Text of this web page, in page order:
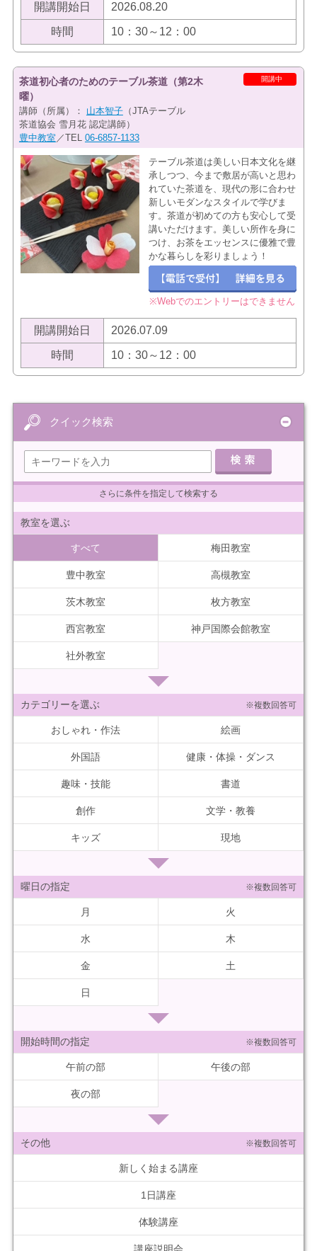
開講開始日 2026.08.20
時間 10：30～12：00
開講中
茶道初心者のためのテーブル茶道（第2木
曜）
講師（所属）： 山本智子（JTAテーブル
茶道協会 雪月花 認定講師）
豊中教室 ／TEL 06-6857-1133
テーブル茶道は美しい日本文化を継
承しつつ、今まで敷居が高いと思わ
れていた茶道を、現代の形に合わせ
新しいモダンなスタイルで学びま
す。茶道が初めての方も安心して受
講いただけます。美しい所作を身に
つけ、お茶をエッセンスに優雅で豊
かな暮らしを彩りましょう！
※Webでのエントリーはできません
開講開始日 2026.07.09
時間 10：30～12：00
クイック検索
さらに条件を指定して検索する
教室を選ぶ
すべて 梅田教室
豊中教室 高槻教室
茨木教室 枚方教室
西宮教室 神戸国際会館教室
社外教室
カテゴリーを選ぶ ※複数回答可
おしゃれ・作法 絵画
外国語 健康・体操・ダンス
趣味・技能 書道
創作 文学・教養
キッズ 現地
曜日の指定 ※複数回答可
月 火
水 木
金 土
日
開始時間の指定 ※複数回答可
午前の部 午後の部
夜の部
その他 ※複数回答可
新しく始まる講座
1日講座
体験講座